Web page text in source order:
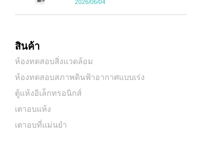
2026/06/04
สินค้า
ห้องทดสอบสิ่งแวดล้อม
ห้องทดสอบสภาพดินฟ้าอากาศแบบเร่ง
ตู้แห้งอิเล็กทรอนิกส์
เตาอบแห้ง
เตาอบที่แม่นยำ